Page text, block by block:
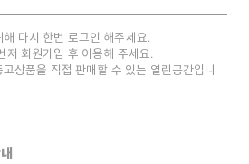
다시 한번 로그인 해주세요.
저 회원가입 후 이용해 주세요.
상품을 직접 판매할 수 있는 열린공간입니